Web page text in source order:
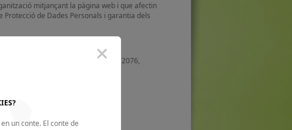
un conte. El conte de
mitjançant la pàgina web i que afectin
de Dades Personals i garantia dels
(BARCELONA), amb N.I.F. B61012076,